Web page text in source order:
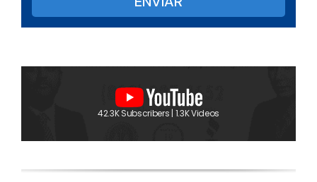
42.3K Subscribers | 1.3K Videos